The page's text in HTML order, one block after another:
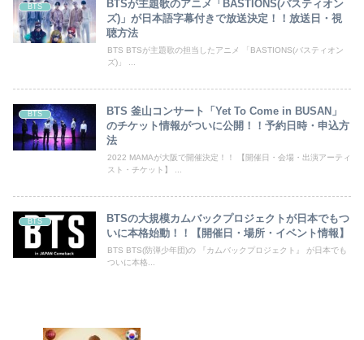
BTS
BTSが主題歌のアニメ「BASTIONS(バスティオン
ズ)」が日本語字幕付きで放送決定！！放送日・視
聴方法
BTS BTSが主題歌の担当したアニメ 「BASTIONS(バスティオン
ズ)」 ...
BTS
BTS 釜山コンサート「Yet To Come in BUSAN」
のチケット情報がついに公開！！予約日時・申込方
法
2022 MAMAが大阪で開催決定！！ 【開催日・会場・出演アーティ
スト・チケット】 ...
BTS
BTSの大規模カムバックプロジェクトが日本でもつ
いに本格始動！！【開催日・場所・イベント情報】
BTS BTS(防弾少年団)の 『カムバックプロジェクト』 が日本でも
ついに本格...